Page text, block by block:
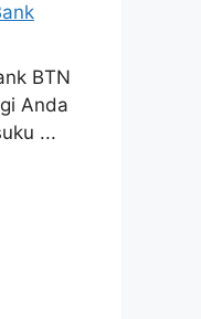
BTN
Anda
...